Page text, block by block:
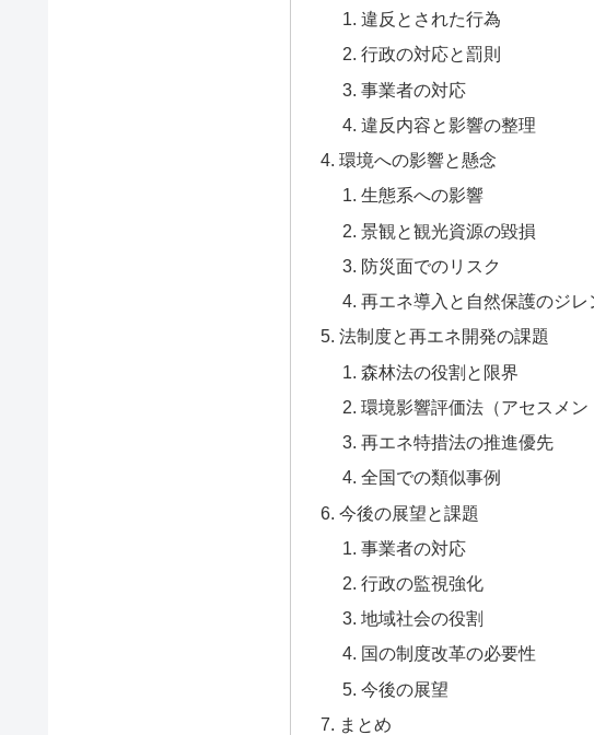
違反とされた行為
行政の対応と罰則
事業者の対応
違反内容と影響の整理
環境への影響と懸念
生態系への影響
景観と観光資源の毀損
防災面でのリスク
再エネ導入と自然保護のジレ
法制度と再エネ開発の課題
森林法の役割と限界
環境影響評価法（アセスメン
再エネ特措法の推進優先
全国での類似事例
今後の展望と課題
事業者の対応
行政の監視強化
地域社会の役割
国の制度改革の必要性
今後の展望
まとめ